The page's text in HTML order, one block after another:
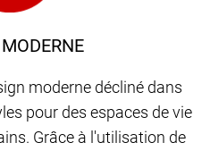
moderne décliné dans
pour des espaces de vie
Grâce à l'utilisation de